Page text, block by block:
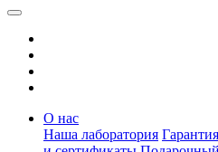
О нас
Наша лаборатория